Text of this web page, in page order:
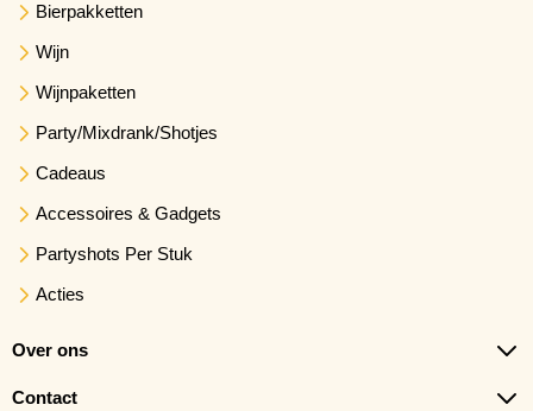
Bierpakketten
Wijn
Wijnpaketten
Party/Mixdrank/Shotjes
Cadeaus
Accessoires & Gadgets
Partyshots Per Stuk
Acties
Over ons
Contact